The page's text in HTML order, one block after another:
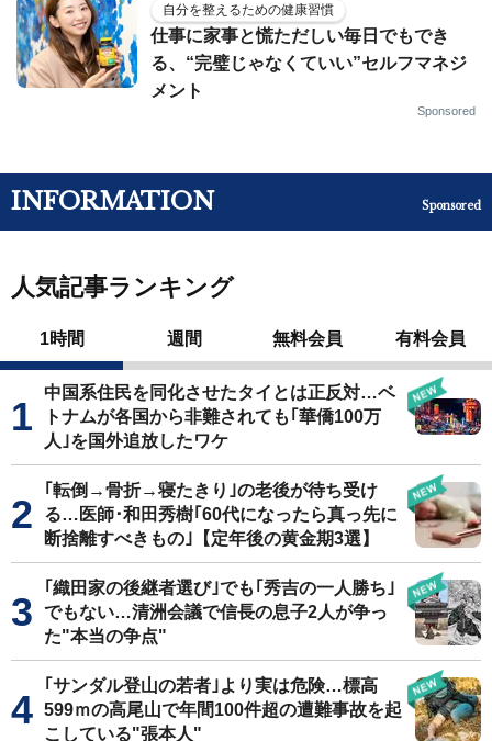
自分を整えるための健康習慣
仕事に家事と慌ただしい毎日でもでき
る、“完璧じゃなくていい”セルフマネジ
メント
Sponsored
INFORMATION Sponsored
人気記事ランキング
1時間 週間 無料会員 有料会員
中国系住民を同化させたタイとは正反対…ベ
トナムが各国から非難されても｢華僑100万
人｣を国外追放したワケ
｢転倒→骨折→寝たきり｣の老後が待ち受け
る…医師･和田秀樹｢60代になったら真っ先に
断捨離すべきもの｣【定年後の黄金期3選】
｢織田家の後継者選び｣でも｢秀吉の一人勝ち｣
でもない…清洲会議で信長の息子2人が争っ
た"本当の争点"
｢サンダル登山の若者｣より実は危険…標高
599ｍの高尾山で年間100件超の遭難事故を起
こしている"張本人"